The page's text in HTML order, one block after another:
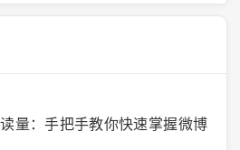
量：手把手教你快速掌握微博